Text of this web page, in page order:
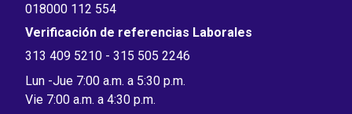
018000 112 554
Verificación de referencias Laborales
313 409 5210 - 315 505 2246
Lun -Jue 7:00 a.m. a 5:30 p.m.
Vie 7:00 a.m. a 4:30 p.m.